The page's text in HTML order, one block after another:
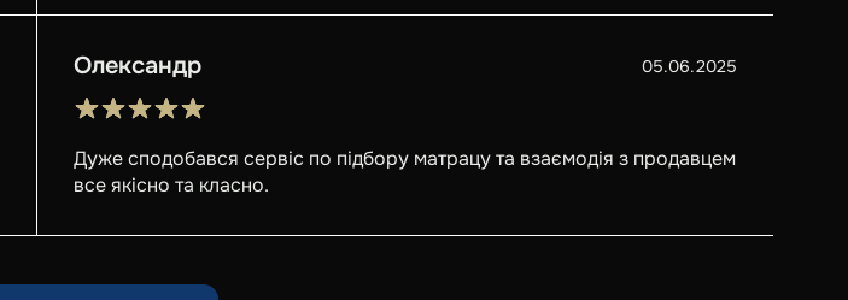
Олександр 05.06.2025
Дуже сподобався сервіс по підбору матрацу та взаємодія з продавцем
все якісно та класно.